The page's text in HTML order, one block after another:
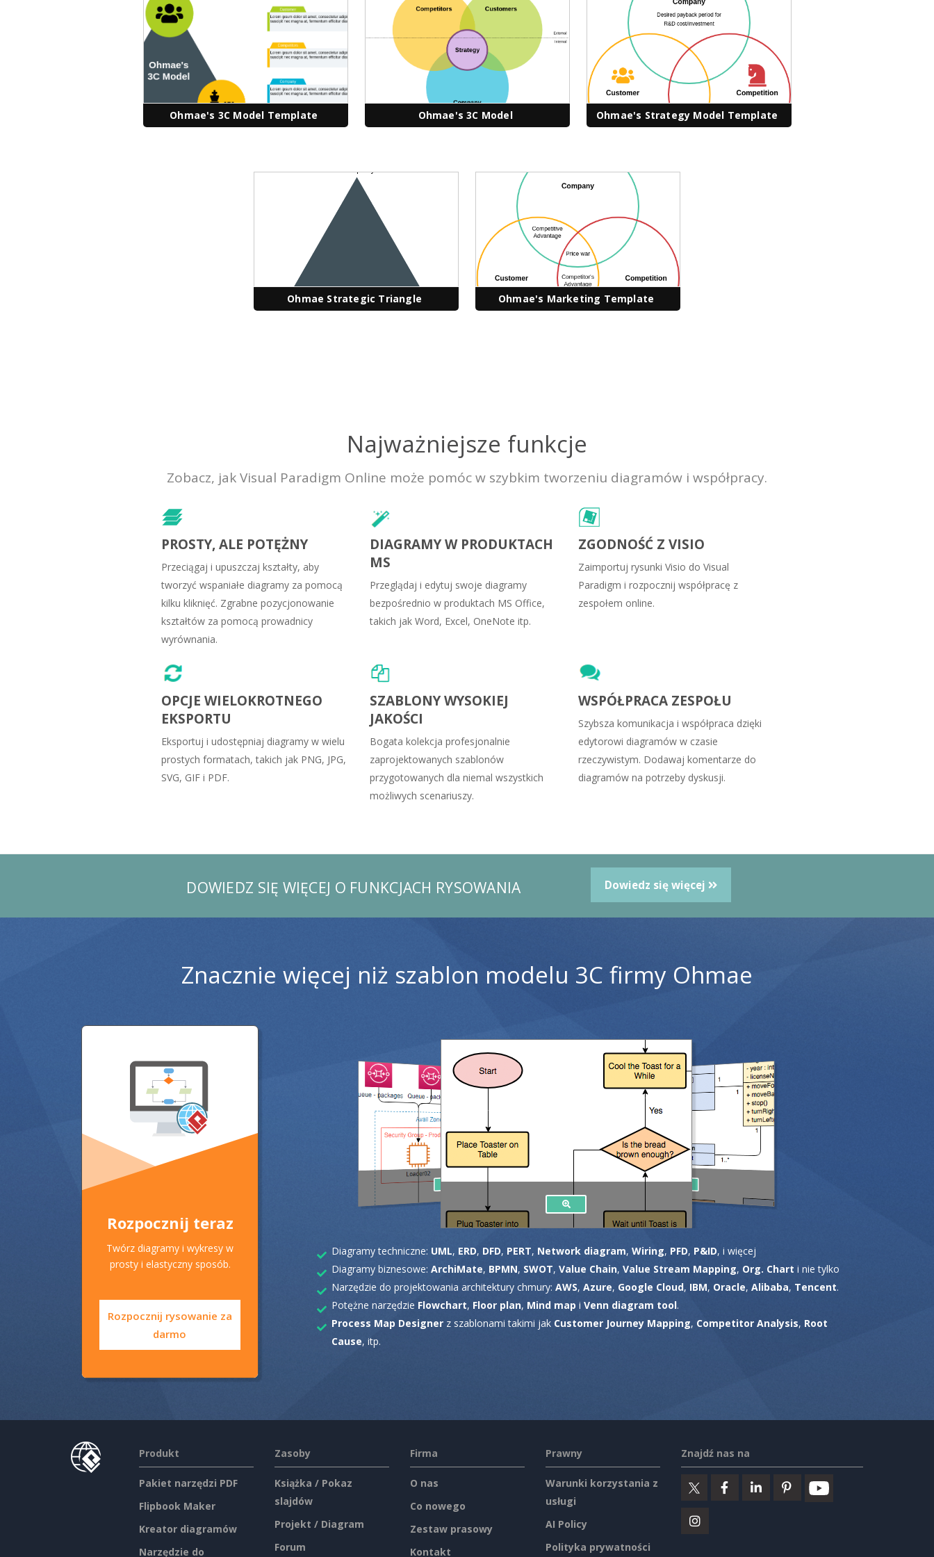
Ohmae's 3C Model Template Ohmae's 3C Model Ohmae's Strategy Model Template
Ohmae Strategic Triangle Ohmae's Marketing Template
Najważniejsze funkcje
Zobacz, jak Visual Paradigm Online może pomóc w szybkim tworzeniu diagramów i współpracy.
PROSTY, ALE POTĘŻNY
Przeciągaj i upuszczaj kształty, aby
tworzyć wspaniałe diagramy za pomocą
kilku kliknięć. Zgrabne pozycjonowanie
kształtów za pomocą prowadnicy
wyrównania.
DIAGRAMY W PRODUKTACH
MS
Przeglądaj i edytuj swoje diagramy
bezpośrednio w produktach MS Office,
takich jak Word, Excel, OneNote itp.
ZGODNOŚĆ Z VISIO
Zaimportuj rysunki Visio do Visual
Paradigm i rozpocznij współpracę z
zespołem online.
OPCJE WIELOKROTNEGO
EKSPORTU
Eksportuj i udostępniaj diagramy w wielu
prostych formatach, takich jak PNG, JPG,
SVG, GIF i PDF.
SZABLONY WYSOKIEJ
JAKOŚCI
Bogata kolekcja profesjonalnie
zaprojektowanych szablonów
przygotowanych dla niemal wszystkich
możliwych scenariuszy.
WSPÓŁPRACA ZESPOŁU
Szybsza komunikacja i współpraca dzięki
edytorowi diagramów w czasie
rzeczywistym. Dodawaj komentarze do
diagramów na potrzeby dyskusji.
DOWIEDZ SIĘ WIĘCEJ O FUNKCJACH RYSOWANIA Dowiedz się więcej
Znacznie więcej niż szablon modelu 3C firmy Ohmae
Rozpocznij teraz
Twórz diagramy i wykresy w
prosty i elastyczny sposób.
Rozpocznij rysowanie za
darmo
Diagramy techniczne: UML, ERD, DFD, PERT, Network diagram, Wiring, PFD, P&ID, i więcej
Diagramy biznesowe: ArchiMate, BPMN, SWOT, Value Chain, Value Stream Mapping, Org. Chart i nie tylko
Narzędzie do projektowania architektury chmury: AWS, Azure, Google Cloud, IBM, Oracle, Alibaba, Tencent.
Potężne narzędzie Flowchart, Floor plan, Mind map i Venn diagram tool.
Process Map Designer z szablonami takimi jak Customer Journey Mapping, Competitor Analysis, Root
Cause, itp.
Produkt
Pakiet narzędzi PDF
Flipbook Maker
Kreator diagramów
Narzędzie do
Zasoby
Książka / Pokaz
slajdów
Projekt / Diagram
Forum
Firma
O nas
Co nowego
Zestaw prasowy
Kontakt
Prawny
Warunki korzystania z
usługi
AI Policy
Polityka prywatności
Znajdź nas na